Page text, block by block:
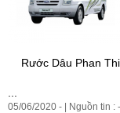
Rước Dâu Phan
05/06/2020 - | Nguồn tin :